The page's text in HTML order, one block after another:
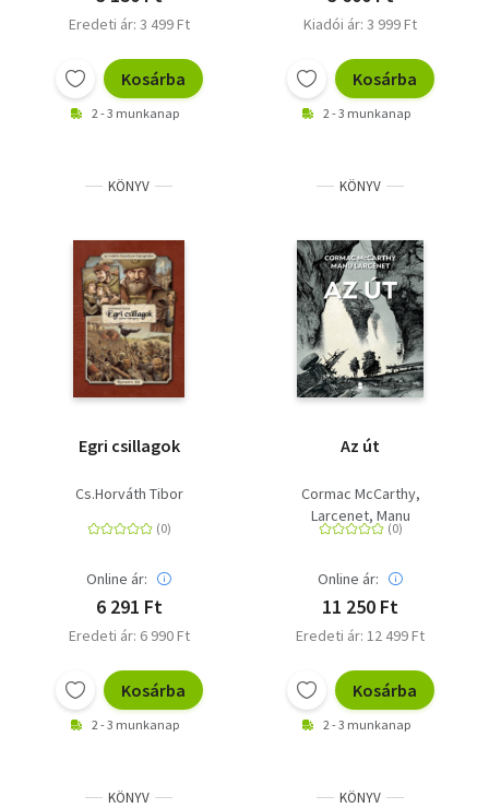
Eredeti ár: 3 499 Ft
Kosárba
2 - 3 munkanap
Kiadói ár: 3 999 Ft
Kosárba
2 - 3 munkanap
KÖNYV
Egri csillagok
Cs.Horváth Tibor
Online ár:
6 291 Ft
Eredeti ár: 6 990 Ft
Kosárba
2 - 3 munkanap
KÖNYV
Az út
Cormac McCarthy
Larcenet, Manu
Online ár:
11 250 Ft
Eredeti ár: 12 499 Ft
Kosárba
2 - 3 munkanap
KÖNYV KÖNYV